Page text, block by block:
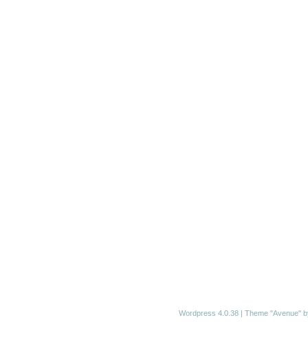
Wordpress 4.0.38 | Theme "Avenue"